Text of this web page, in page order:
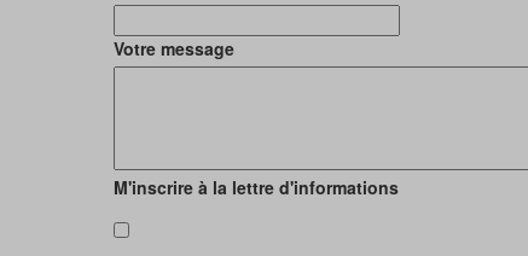
Votre message
M'inscrire à la lettre d'informations